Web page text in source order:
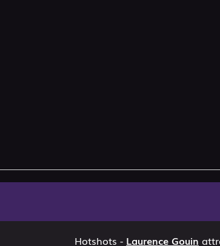
Hotshots - Laurence Gouin